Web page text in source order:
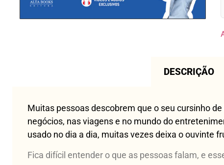
DESCRIÇÃO
Muitas pessoas descobrem que o seu cursinho
negócios, nas viagens e no mundo do
usado no dia a dia, muitas vezes deixa o ouvinte
Fica difícil entender o que as pessoas falam, e